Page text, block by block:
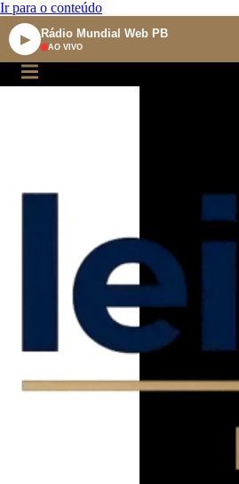
Ir para o conteúdo
▶ Rádio Mundial Web PB
AO VIVO